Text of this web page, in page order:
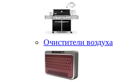
Очистители воздуха